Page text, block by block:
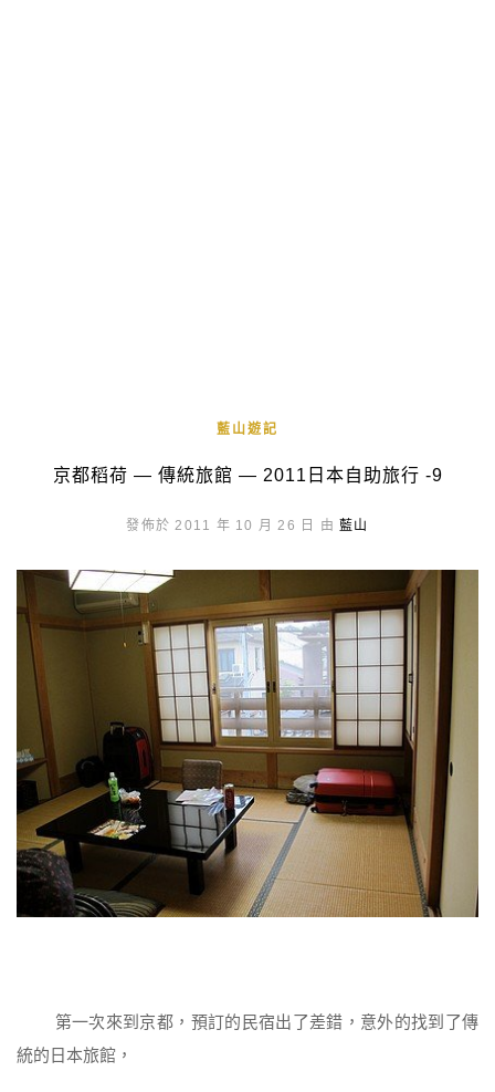
藍山遊記
京都稻荷 — 傳統旅館 — 2011日本自助旅行 -9
發佈於 2011 年 10 月 26 日 由 藍山
第一次來到京都，預訂的民宿出了差錯，意外的找到了傳
統的日本旅館，